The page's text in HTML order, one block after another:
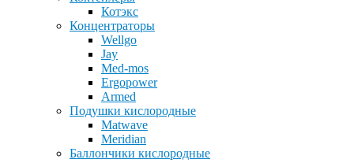
Котэкс
Концентраторы
Wellgo
Jay
Med-mos
Ergopower
Armed
Подушки кислородные
Matwave
Meridian
Баллончики кислородные